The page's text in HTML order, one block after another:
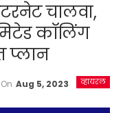
चालवा,
कॉलिंग
प्लान
व्हायरल
On Aug 5, 2023